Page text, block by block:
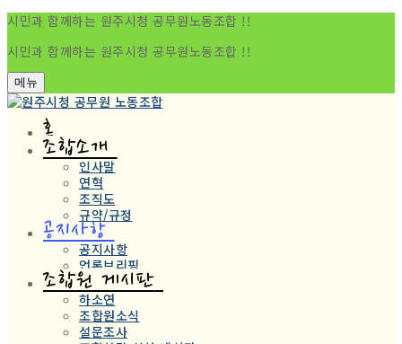
시민과 함께하는 원주시청 공무원노동조합 !!
시민과 함께하는 원주시청 공무원노동조합 !!
메뉴
홈
조합소개
인사말
연혁
조직도
규약/규정
공지사항
공지사항
언론브리핑
조합원 게시판
하소연
조합원소식
설문조사